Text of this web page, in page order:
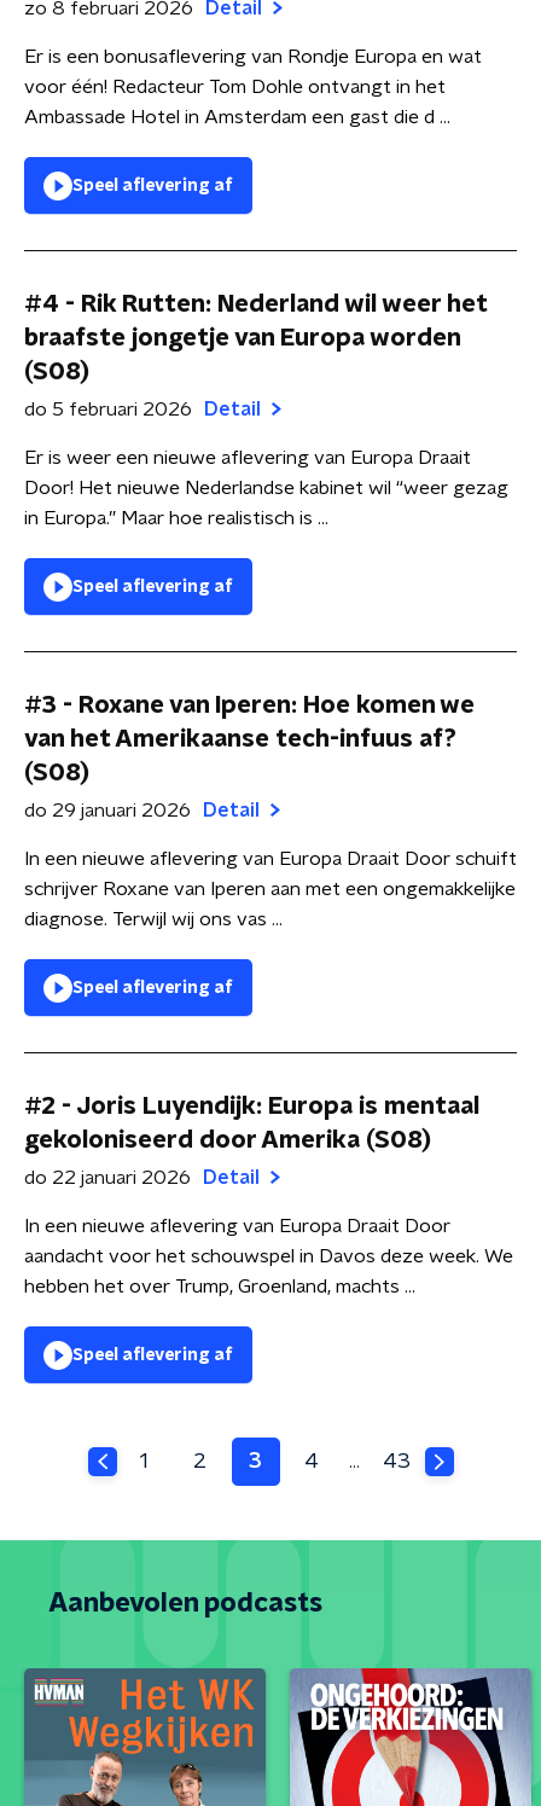
zo 8 februari 2026 Detail
Er is een bonusaflevering van Rondje Europa en wat
voor één! Redacteur Tom Dohle ontvangt in het
Ambassade Hotel in Amsterdam een gast die d ...
Speel aflevering af
#4 - Rik Rutten: Nederland wil weer het
braafste jongetje van Europa worden
(S08)
do 5 februari 2026 Detail
Er is weer een nieuwe aflevering van Europa Draait
Door! Het nieuwe Nederlandse kabinet wil “weer gezag
in Europa.” Maar hoe realistisch is ...
Speel aflevering af
#3 - Roxane van Iperen: Hoe komen we
van het Amerikaanse tech-infuus af?
(S08)
do 29 januari 2026 Detail
In een nieuwe aflevering van Europa Draait Door schuift
schrijver Roxane van Iperen aan met een ongemakkelijke
diagnose. Terwijl wij ons vas ...
Speel aflevering af
#2 - Joris Luyendijk: Europa is mentaal
gekoloniseerd door Amerika (S08)
do 22 januari 2026 Detail
In een nieuwe aflevering van Europa Draait Door
aandacht voor het schouwspel in Davos deze week. We
hebben het over Trump, Groenland, machts ...
Speel aflevering af
1 2 3 4 … 43
Aanbevolen podcasts